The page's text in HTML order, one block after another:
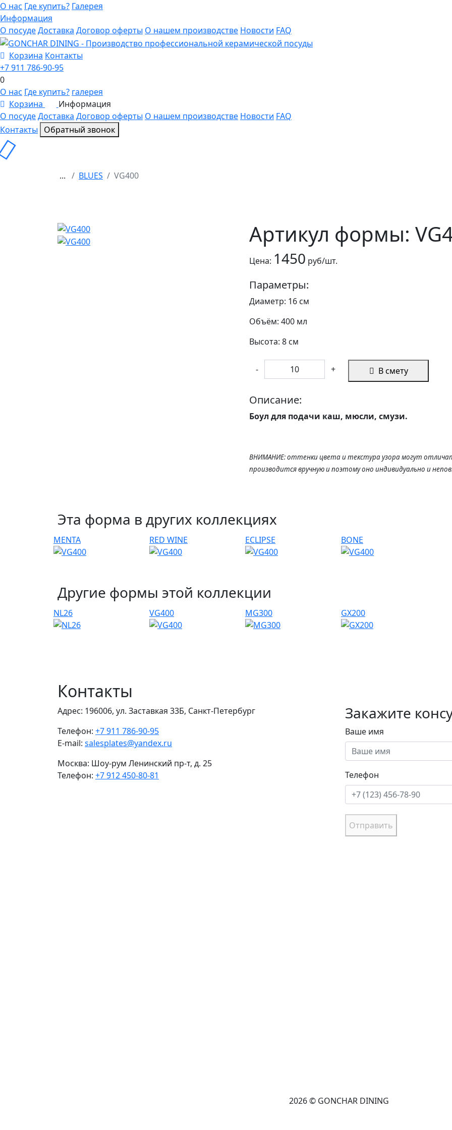
О нас Где купить? Галерея
Информация
О посудеДоставка Договор оферты О нашем производстве Новости FAQ
Корзина Контакты
+7 911 786-90-95
0
О нас Где купить? галерея
Корзина
Информация
О посудеДоставка Договор оферты О нашем производстве Новости FAQ
Контакты
Обратный звонок
... BLUES VG400
Артикул формы:
Цена: 1450 руб/шт.
Параметры:
Диаметр: 16 см
Объём: 400 мл
Высота: 8 см
- + В смету
Описание:
Боул для подачи каш, мюсли, смузи.
ВНИМАНИЕ: оттенки цвета и текстура узора могут
производится вручную и поэтому оно индивидуально и
Эта форма в других коллекциях
MENTA RED WINE ECLIPSE BONE
Другие формы этой коллекции
NL26 VG400 MG300 GX200
Контакты
Адрес: 196006, ул. Заставкая 33Б, Санкт-Петербург
Телефон: +7 911 786-90-95
E-mail: salesplates@yandex.ru
Москва: Шоу-рум Ленинский пр-т, д. 25
Телефон: +7 912 450-80-81
Закажите
Ваше имя
Телефон
Отправить
2026 © GONCHAR DINING